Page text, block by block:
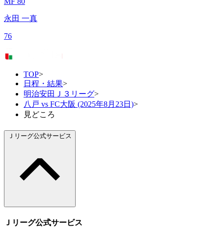
永田 一真
76
TOP>
日程・結果>
明治安田Ｊ３リーグ>
八戸 vs FC大阪 (2025年8月23日)>
見どころ
Ｊリーグ公式サービス
Ｊリーグ公式サービス